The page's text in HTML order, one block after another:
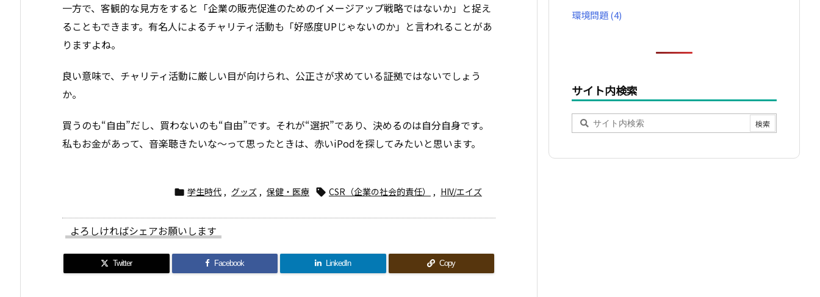
一方で、客観的な見方をすると「企業の販売促進のためのイメージアップ戦略ではないか」と捉え
ることもできます。有名人によるチャリティ活動も「好感度UPじゃないのか」と言われることがあ
りますよね。
良い意味で、チャリティ活動に厳しい目が向けられ、公正さが求めている証拠ではないでしょう
か。
買うのも“自由”だし、買わないのも“自由”です。それが“選択”であり、決めるのは自分自身です。
私もお金があって、音楽聴きたいな〜って思ったときは、赤いiPodを探してみたいと思います。
 学生時代 , グッズ , 保健・医療  CSR（企業の社会的責任） , HIV/エイズ
よろしければシェアお願いします
Twitter Facebook LinkedIn Copy
環境問題(4)
サイト内検索